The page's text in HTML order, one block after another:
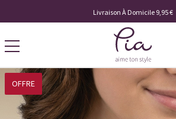
Livraison À Domicile 9,95 €
OFFRE